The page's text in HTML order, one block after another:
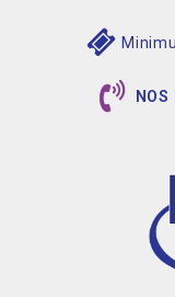
NOS